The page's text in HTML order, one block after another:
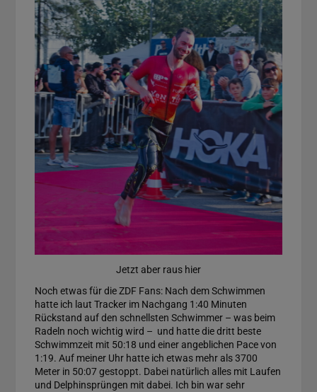
Jetzt aber raus hier
Noch etwas für die ZDF Fans: Nach dem Schwimmen
hatte ich laut Tracker im Nachgang 1:40 Minuten
Rückstand auf den schnellsten Schwimmer – was beim
Radeln noch wichtig wird – und hatte die dritt beste
Schwimmzeit mit 50:18 und einer angeblichen Pace von
1:19. Auf meiner Uhr hatte ich etwas mehr als 3700
Meter in 50:07 gestoppt. Dabei natürlich alles mit Laufen
und Delphinsprüngen mit dabei. Ich bin war sehr